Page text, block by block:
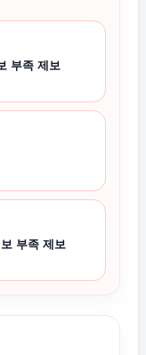
부족 제보
부족 제보